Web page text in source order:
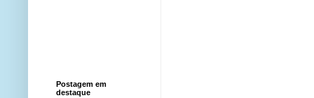
Postagem em
destaque